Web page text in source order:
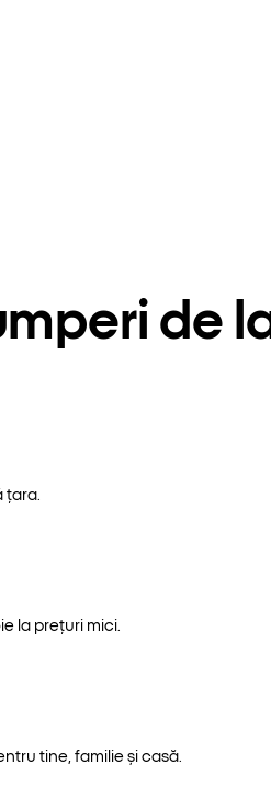
de
țara.
la prețuri mici.
tine, familie și casă.